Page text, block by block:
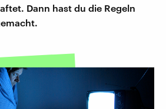
Dann hast du die Regeln